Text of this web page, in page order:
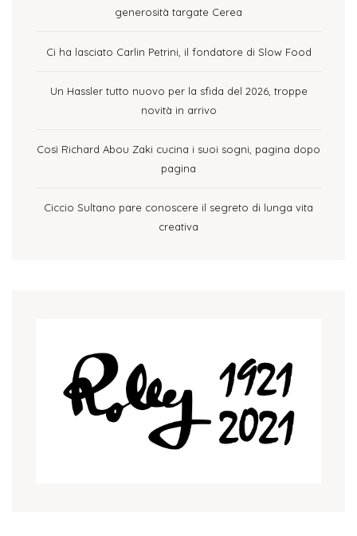
generosità targate Cerea
Ci ha lasciato Carlin Petrini, il fondatore di Slow Food
Un Hassler tutto nuovo per la sfida del 2026, troppe
novità in arrivo
Così Richard Abou Zaki cucina i suoi sogni, pagina dopo
pagina
Ciccio Sultano pare conoscere il segreto di lunga vita
creativa